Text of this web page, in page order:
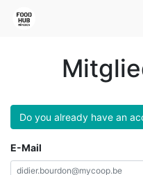
Do you already have an
E-Mail